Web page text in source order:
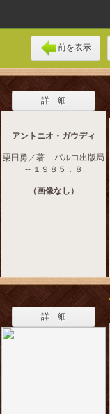
前を表示
詳 細
アントニオ・ガウディ
栗田勇／著 -- パルコ出版局
-- １９８５．８
（画像なし）
詳 細